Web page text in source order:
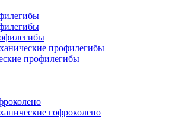
профилегибы
профилегибы
гофроколено